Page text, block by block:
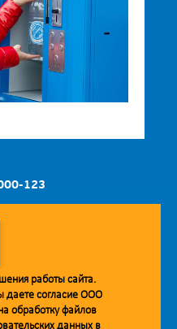
123
Vodorobot
работы сайта.
даете согласие ООО
обработку файлов
данных в